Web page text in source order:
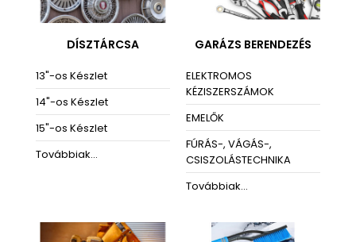
DÍSZTÁRCSA
13"-os Készlet
14"-os Készlet
15"-os Készlet
Továbbiak...
GARÁZS BERENDEZÉS
ELEKTROMOS
KÉZISZERSZÁMOK
EMELŐK
FÚRÁS-, VÁGÁS-,
CSISZOLÁSTECHNIKA
Továbbiak...